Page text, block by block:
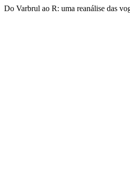
Do Varbrul ao R: uma reanálise das